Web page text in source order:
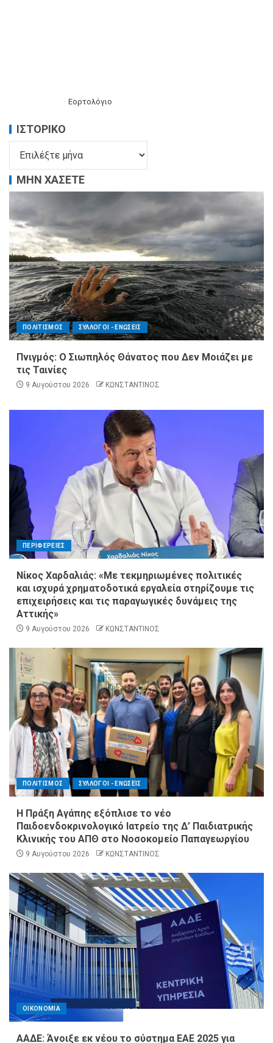
Εορτολόγιο
ΙΣΤΟΡΙΚΌ
ΜΗΝ ΧΑΣΕΤΕ
ΠΟΛΙΤΙΣΜΟΣ ΣΥΛΛΟΓΟΙ - ΕΝΩΣΕΙΣ
Πνιγμός: Ο Σιωπηλός Θάνατος που Δεν Μοιάζει με
τις Ταινίες
9 Αυγούστου 2026 ΚΩΝΣΤΑΝΤΙΝΟΣ
ΠΕΡΙΦΕΡΕΙΕΣ
Νίκος Χαρδαλιάς: «Με τεκμηριωμένες πολιτικές
και ισχυρά χρηματοδοτικά εργαλεία στηρίζουμε τις
επιχειρήσεις και τις παραγωγικές δυνάμεις της
Αττικής»
9 Αυγούστου 2026 ΚΩΝΣΤΑΝΤΙΝΟΣ
ΠΟΛΙΤΙΣΜΟΣ ΣΥΛΛΟΓΟΙ - ΕΝΩΣΕΙΣ
Η Πράξη Αγάπης εξόπλισε το νέο
Παιδοενδοκρινολογικό Ιατρείο της Δ’ Παιδιατρικής
Κλινικής του ΑΠΘ στο Νοσοκομείο Παπαγεωργίου
9 Αυγούστου 2026 ΚΩΝΣΤΑΝΤΙΝΟΣ
ΟΙΚΟΝΟΜΙΑ
ΑΑΔΕ: Άνοιξε εκ νέου το σύστημα ΕΑΕ 2025 για